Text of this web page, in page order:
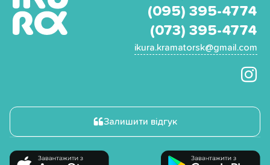
(095) 395-4774
(073) 395-4774
ikura.kramatorsk@gmail.com
Залишити відгук